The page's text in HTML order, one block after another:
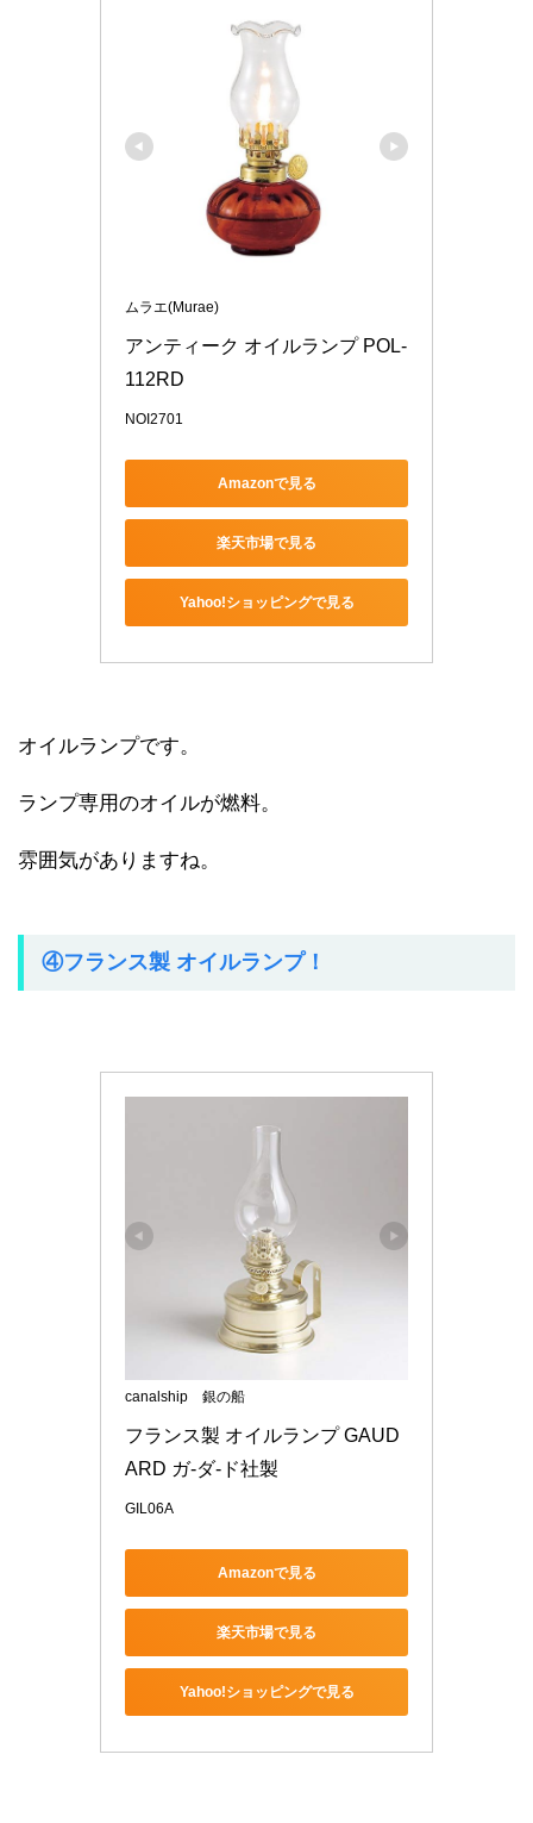
ムラエ(Murae)
アンティーク オイルランプ POL-
112RD
NOI2701
Amazonで見る
楽天市場で見る
Yahoo!ショッピングで見る
オイルランプです。
ランプ専用のオイルが燃料。
雰囲気がありますね。
④フランス製 オイルランプ！
canalship 銀の船
フランス製 オイルランプ GAUD
ARD ガ-ダ-ド社製
GIL06A
Amazonで見る
楽天市場で見る
Yahoo!ショッピングで見る